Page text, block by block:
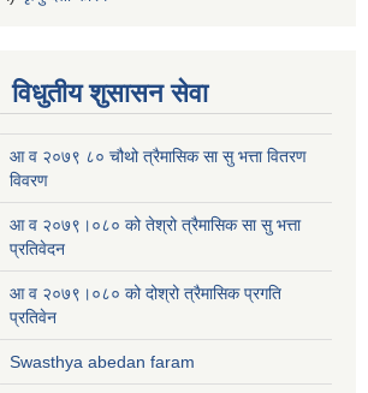
विधुतीय शुसासन सेवा
आ व २०७९ ८० चौथो त्रैमासिक सा सु भत्ता वितरण
विवरण
आ व २०७९।०८० को तेश्रो त्रैमासिक सा सु भत्ता
प्रतिवेदन
आ व २०७९।०८० को दोश्रो त्रैमासिक प्रगति
प्रतिवेन
Swasthya abedan faram